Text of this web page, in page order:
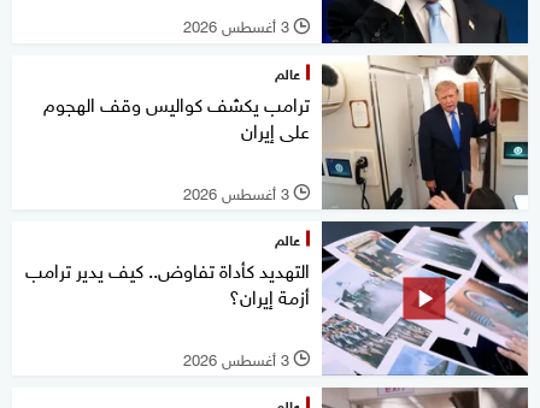
l 3 أغسطس 2026
عالم
ترامب يكشف كواليس وقف الهجوم
على إيران
l 3 أغسطس 2026
عالم
التهديد كأداة تفاوض.. كيف يدير ترامب
أزمة إيران؟
l 3 أغسطس 2026